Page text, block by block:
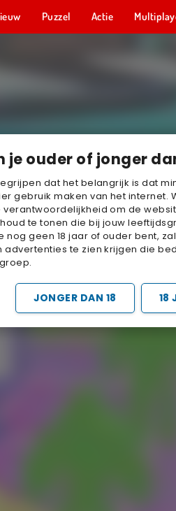
je ouder of jonger
dat het belangrijk is dat
gebruik maken van het internet.
verantwoordelijkheid om de
te tonen die bij jouw
nog geen 18 jaar of ouder bent,
advertenties te zien krijgen die
JONGER DAN 18 18
Puzzel Actie